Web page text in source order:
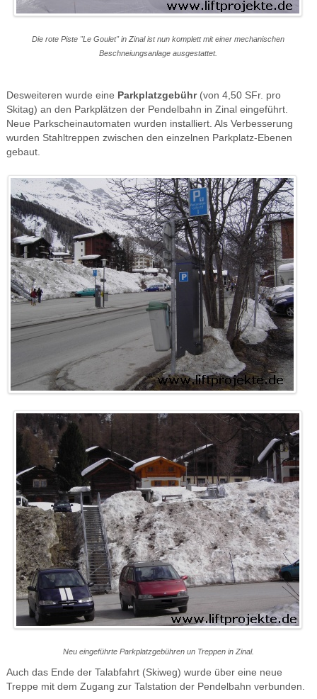
Die rote Piste "Le Goulet" in Zinal ist nun komplett mit einer mechanischen
Beschneiungsanlage ausgestattet.
Desweiteren wurde eine Parkplatzgebühr(von 4,50 SFr. pro
Skitag) an den Parkplätzen der Pendelbahn in Zinal eingeführt.
Neue Parkscheinautomaten wurden installiert. Als Verbesserung
wurden Stahltreppen zwischen den einzelnen Parkplatz-Ebenen
gebaut.
Neu eingeführte Parkplatzgebühren un Treppen in Zinal.
Auch das Ende der Talabfahrt (Skiweg) wurde über eine neue
Treppe mit dem Zugang zur Talstation der Pendelbahn verbunden.